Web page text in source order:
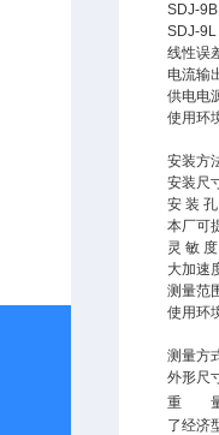
SDJ-
SDJ-
线性误
电流输
供电电
使用环
安装方
安装尺
安 装
本厂可
灵 敏
大加速
测量范
使用环
测量方
外形尺
重 量
了经济